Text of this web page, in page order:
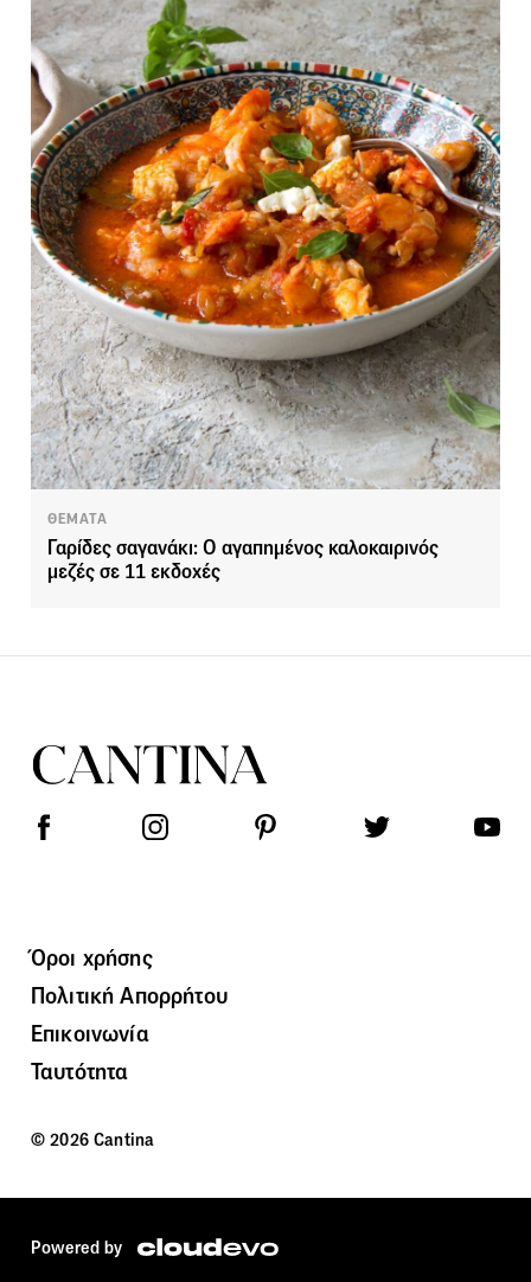
ΘΕΜΑΤΑ
Γαρίδες σαγανάκι: Ο αγαπημένος καλοκαιρινός
μεζές σε 11 εκδοχές
Όροι χρήσης
Πολιτική Απορρήτου
Επικοινωνία
Ταυτότητα
© 2026 Cantina
Powered by